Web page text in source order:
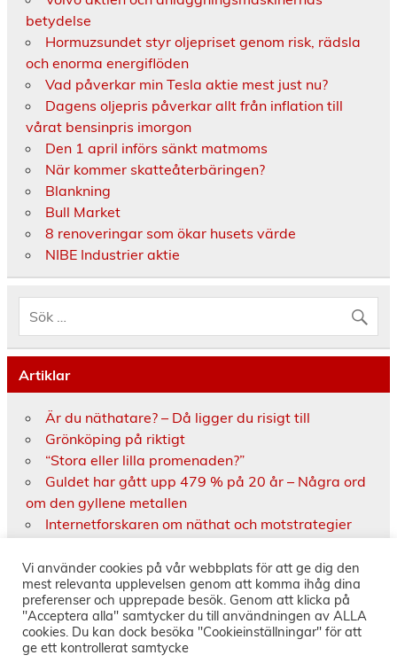
betydelse
Hormuzsundet styr oljepriset genom risk, rädsla
och enorma energiflöden
Vad påverkar min Tesla aktie mest just nu?
Dagens oljepris påverkar allt från inflation till
vårat bensinpris imorgon
Den 1 april införs sänkt matmoms
När kommer skatteåterbäringen?
Blankning
Bull Market
8 renoveringar som ökar husets värde
NIBE Industrier aktie
Artiklar
Är du näthatare? – Då ligger du risigt till
Grönköping på riktigt
“Stora eller lilla promenaden?”
Guldet har gått upp 479 % på 20 år – Några ord
om den gyllene metallen
Internetforskaren om näthat och motstrategier
Källkritikens dag
Historien om BoKlok – De tre kvinnorna som
förverkligade visionen
Vi använder cookies på vår webbplats för att ge dig den
mest relevanta upplevelsen genom att komma ihåg dina
preferenser och upprepade besök. Genom att klicka på
"Acceptera alla" samtycker du till användningen av ALLA
cookies. Du kan dock besöka "Cookieinställningar" för att
ge ett kontrollerat samtycke